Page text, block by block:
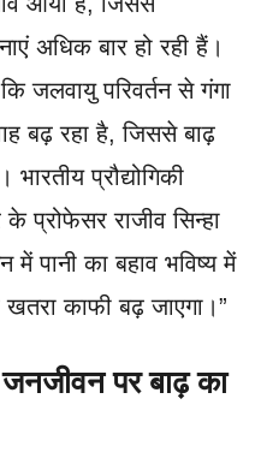
अधिक बार हो रही हैं।
जलवायु परिवर्तन से गंगा
बढ़ रहा है, जिससे बाढ़
प्रौद्योगिकी
प्रोफेसर राजीव सिन्हा
में पानी का बहाव भविष्य में
काफी बढ़ जाएगा।”
पर बाढ़ का